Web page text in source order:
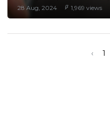
28 Aug, 2024 1,969 views
‹ 1